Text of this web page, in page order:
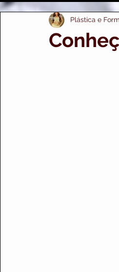
Estética & BelezaPlástica e